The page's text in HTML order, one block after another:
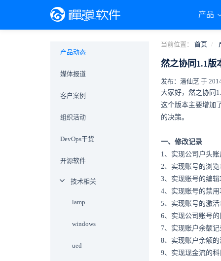
产品
当前位置： 首页
然之协同1.1版
发布：潘仙芝 于
大家好，然之协同
这个版本主要增加
的决策。
一、修改记录
1、实现公司户头
2、实现账号的浏览
3、实现账号的编辑
4、实现账号的禁用
5、实现账号的激活
6、实现公司账号
7、实现账户余额
8、实现账户余额
9、实现现金流的
产品动态
媒体报道
客户案例
组织活动
DevOps干货
开源软件
技术相关
lamp
windows
ued